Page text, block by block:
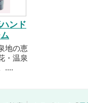
ンド
地の恵
・温泉
....